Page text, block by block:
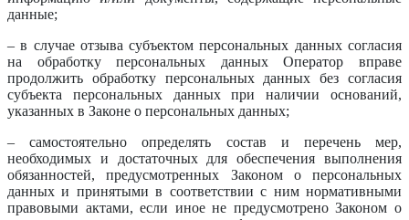
данные;
– в случае отзыва субъектом персональных данных согласия
на обработку персональных данных Оператор вправе
продолжить обработку персональных данных без согласия
субъекта персональных данных при наличии оснований,
указанных в Законе о персональных данных;
– самостоятельно определять состав и перечень мер,
необходимых и достаточных для обеспечения выполнения
обязанностей, предусмотренных Законом о персональных
данных и принятыми в соответствии с ним нормативными
правовыми актами, если иное не предусмотрено Законом о